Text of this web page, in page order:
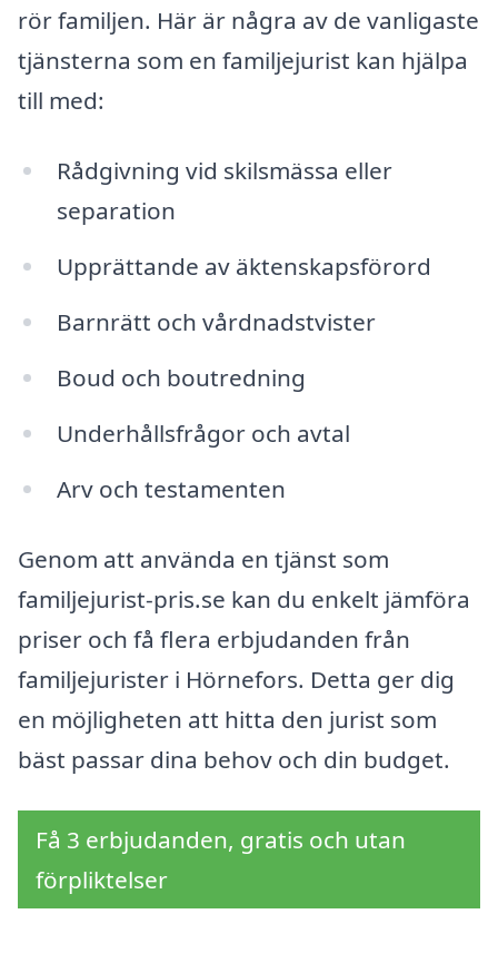
rör familjen. Här är några av de vanligaste
tjänsterna som en familjejurist kan hjälpa
till med:
Rådgivning vid skilsmässa eller
separation
Upprättande av äktenskapsförord
Barnrätt och vårdnadstvister
Boud och boutredning
Underhållsfrågor och avtal
Arv och testamenten
Genom att använda en tjänst som
familjejurist-pris.se kan du enkelt jämföra
priser och få flera erbjudanden från
familjejurister i Hörnefors. Detta ger dig
en möjligheten att hitta den jurist som
bäst passar dina behov och din budget.
Få 3 erbjudanden, gratis och utan
förpliktelser